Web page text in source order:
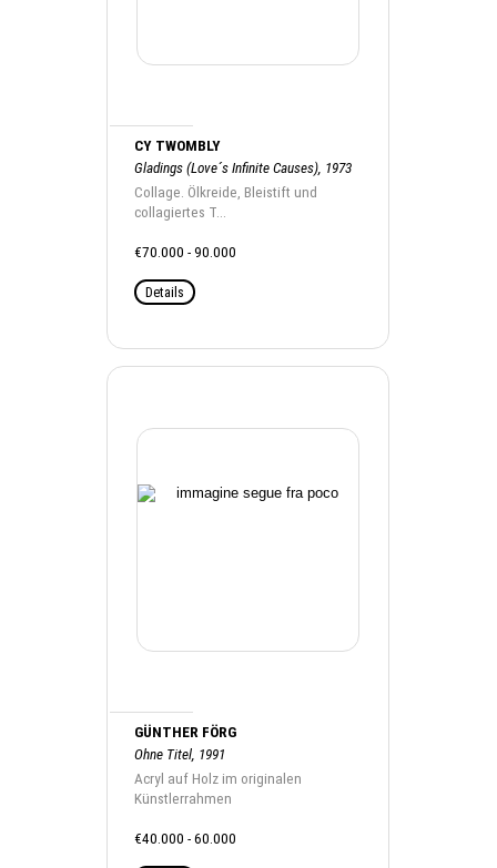
CY TWOMBLY
Gladings (Love´s Infinite Causes), 1973
Collage. Ölkreide, Bleistift und
collagiertes T...
€70.000 - 90.000
Details
GÜNTHER FÖRG
Ohne Titel, 1991
Acryl auf Holz im originalen
Künstlerrahmen
€40.000 - 60.000